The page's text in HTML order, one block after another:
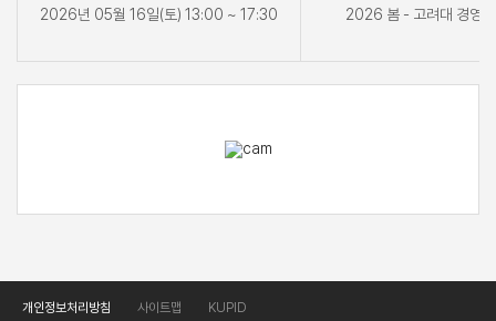
2026년 05월 16일(토) 13:00 ~ 17:30 2026 봄 - 고려대 경영
개인정보처리방침 사이트맵 KUPID